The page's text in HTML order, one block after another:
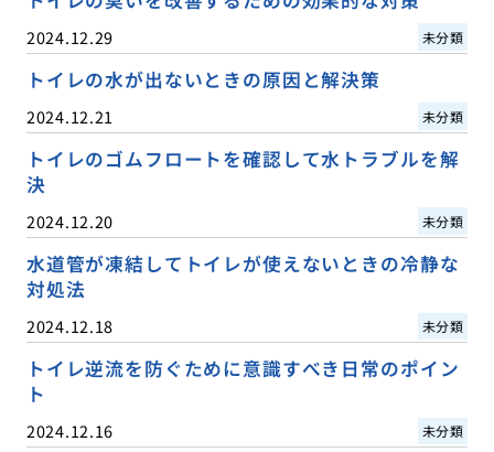
2024.12.29 未分類
トイレの水が出ないときの原因と解決策
2024.12.21 未分類
トイレのゴムフロートを確認して水トラブルを解
決
2024.12.20 未分類
水道管が凍結してトイレが使えないときの冷静な
対処法
2024.12.18 未分類
トイレ逆流を防ぐために意識すべき日常のポイン
ト
2024.12.16 未分類